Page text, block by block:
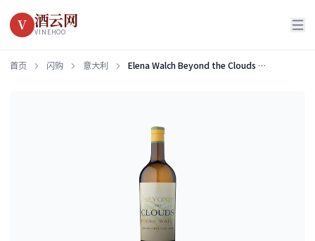
V 酒云网
VINEHOO
首页 闪购 意大利 Elena Walch Beyond the Clouds Bianco Alto Adige DOC